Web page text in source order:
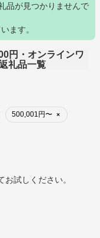
品が見つかりませんで
ます。
円・オンラインワ
礼品一覧
500,001円〜 ×
試しください。